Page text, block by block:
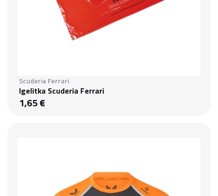
Scuderia Ferrari
Igelitka Scuderia Ferrari
1,65 €